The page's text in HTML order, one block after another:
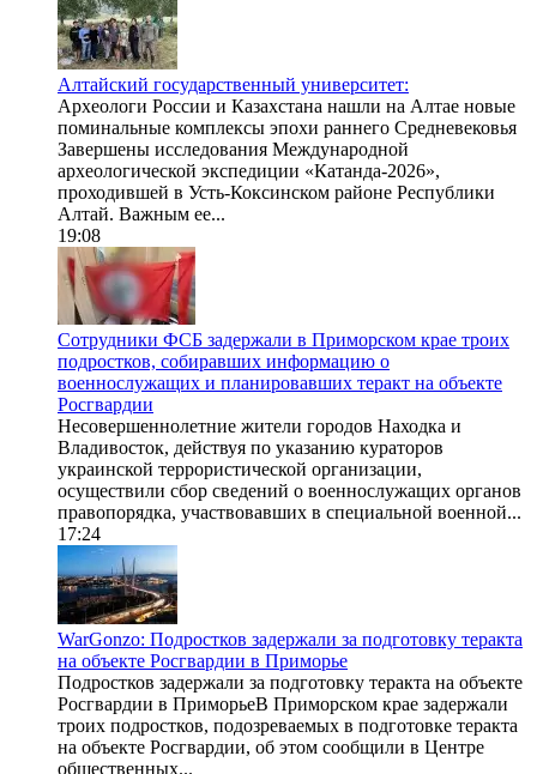
Алтайский государственный университет:
Археологи России и Казахстана нашли на Алтае новые
поминальные комплексы эпохи раннего Средневековья
Завершены исследования Международной
археологической экспедиции «Катанда-2026»,
проходившей в Усть-Коксинском районе Республики
Алтай. Важным ее...
19:08
Сотрудники ФСБ задержали в Приморском крае троих
подростков, собиравших информацию о
военнослужащих и планировавших теракт на объекте
Росгвардии
Несовершеннолетние жители городов Находка и
Владивосток, действуя по указанию кураторов
украинской террористической организации,
осуществили сбор сведений о военнослужащих органов
правопорядка, участвовавших в специальной военной...
17:24
WarGonzo: Подростков задержали за подготовку теракта
на объекте Росгвардии в Приморье
Подростков задержали за подготовку теракта на объекте
Росгвардии в ПриморьеВ Приморском крае задержали
троих подростков, подозреваемых в подготовке теракта
на объекте Росгвардии, об этом сообщили в Центре
общественных...